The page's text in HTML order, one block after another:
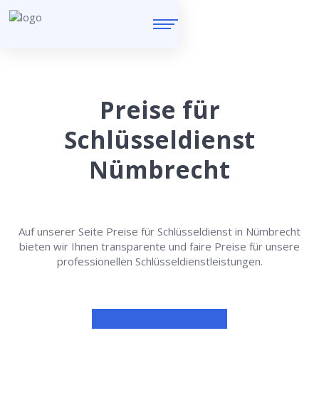
Preise für
Schlüsseldienst
Nümbrecht
Auf unserer Seite Preise für Schlüsseldienst in Nümbrecht
bieten wir Ihnen transparente und faire Preise für unsere
professionellen Schlüsseldienstleistungen.